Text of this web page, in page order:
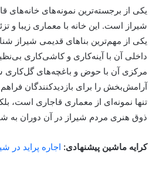
یکی از برجسته‌ترین نمونه‌های خانه‌های
شیراز است. این خانه با معماری زیبا و
یکی از مهم‌ترین بناهای قدیمی شیراز
داخلی آن با آینه‌کاری و کاشی‌کاری
مرکزی آن با حوض و باغچه‌های گل‌کاری
آرامش‌بخش را برای بازدیدکنندگان
تنها نمونه‌ای از معماری قاجاری است،
ذوق هنری مردم شیراز در آن دوران به
کرایه ماشین پیشنهادی: اجاره پراید در